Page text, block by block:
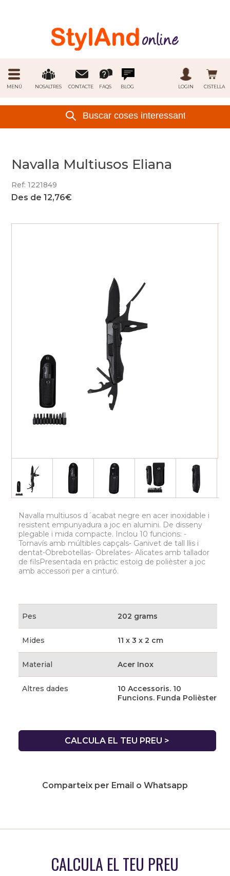
MENÚ NOSALTRES CONTACTE FAQS BLOG CISTELLA
LOGIN
Navalla Multiusos Eliana
Ref: 1221849
Des de 12,76€
Navalla multiusos d´acabat negre en acer inoxidable i
resistent empunyadura a joc en alumini. De disseny
plegable i mida compacte. Inclou 10 funcions: -
Tornavís amb múltibles capçals- Ganivet de tall llis i
dentat-Obrebotellas- Obrelates- Alicates amb tallador
de filsPresentada en pràctic estoig de polièster a joc
amb accessori per a cinturó.
Pes 202 grams
Mides 11 x 3 x 2 cm
Material Acer Inox
Altres dades
10 Accessoris. 10
Funcions. Funda Polièster
CALCULA EL TEU PREU >
Comparteix per Email o Whatsapp
CALCULA EL TEU PREU